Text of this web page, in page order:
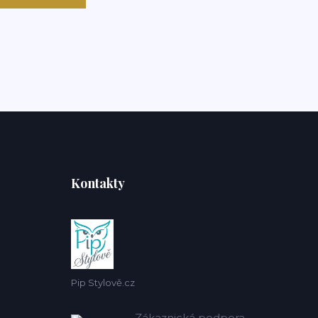
Kontakty
Pip Stylově.cz